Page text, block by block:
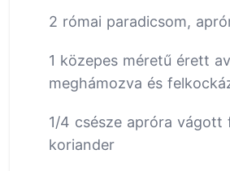
2 római paradicsom,
1 közepes méretű érett
meghámozva és
1/4 csésze apróra vágott
koriander